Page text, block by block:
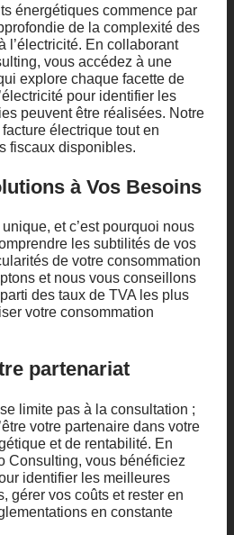
énergétiques commence par
de la complexité des
l’électricité. En collaborant
vous accédez à une
explore chaque facette de
pour identifier les
peuvent être réalisées. Notre
électrique tout en
fiscaux disponibles.
à Vos Besoins
et c’est pourquoi nous
les subtilités de vos
de votre consommation
et nous vous conseillons
des taux de TVA les plus
votre consommation
partenariat
limite pas à la consultation ;
votre partenaire dans votre
et de rentabilité. En
Consulting, vous bénéficiez
identifier les meilleures
gérer vos coûts et rester en
en constante